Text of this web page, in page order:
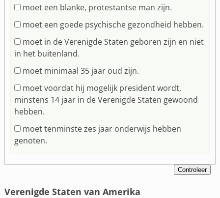
moet een blanke, protestantse man zijn.
moet een goede psychische gezondheid hebben.
moet in de Verenigde Staten geboren zijn en niet
in het buitenland.
moet minimaal 35 jaar oud zijn.
moet voordat hij mogelijk president wordt,
minstens 14 jaar in de Verenigde Staten gewoond
hebben.
moet tenminste zes jaar onderwijs hebben
genoten.
Verenigde Staten van Amerika